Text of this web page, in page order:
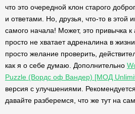
что это очередной клон старого
и ответами. Но, друзья, что-то в этой
самого начала! Может, это привычка
просто не хватает адреналина в
просто желание проверить,
как я о себе думаю. Дополнительно
Puzzle (Вордс оф Вандер) [МОД
версия с улучшениями. Рекомендуется
давайте разберемся, что же тут на